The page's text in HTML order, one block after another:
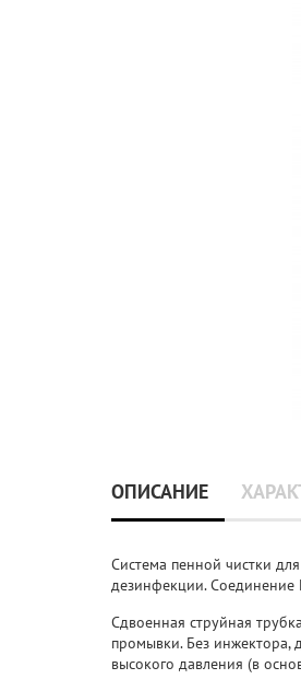
ОПИСАНИЕ
Система пенной чистки
дезинфекции. Соединение
Сдвоенная струйная
промывки. Без инжектора,
высокого давления (в